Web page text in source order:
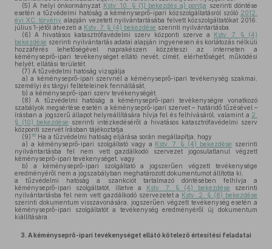
(5) A helyi önkormányzat Kstv. 10. § (1) bekezdés a) pontja szerinti döntése
esetén a tűzvédelmi hatóság a kéményseprő-ipari közszolgáltatásról szóló 2012.
évi XC. törvény alapján vezetett nyilvántartásába felvett közszolgáltatókat 2016.
július 1-jétől átvezeti a Kstv. 7. § (4) bekezdése szerinti nyilvántartásba.
(6) A hivatásos katasztrófavédelmi szerv központi szerve a Kstv. 7. § (4)
bekezdése szerinti nyilvántartás adatai alapján ingyenesen és korlátozás nélküli
hozzáférés lehetőségével naprakészen közzéteszi az interneten a
kéményseprő-ipari tevékenységet ellátó nevét, címét, elérhetőségét, működési
helyét, ellátási területét.
(7) A tűzvédelmi hatóság vizsgálja
a) a kéményseprő-ipari szervnél a kéményseprő-ipari tevékenység szakmai,
személyi és tárgyi feltételeinek fennállását,
b) a kéményseprő-ipari szerv tevékenységét.
(8) A tűzvédelmi hatóság a kéményseprő-ipari tevékenységre vonatkozó
szabályok megsértése esetén a kéményseprő-ipari szervet – határidő tűzésével –
írásban a jogszerű állapot helyreállítására hívja fel és felhívásáról, valamint a 2.
§ (10) bekezdése szerinti intézkedéséről a hivatásos katasztrófavédelmi szerv
központi szervét írásban tájékoztatja.
(9) 16 Ha a tűzvédelmi hatóság eljárása során megállapítja, hogy
a) a kéményseprő-ipari szolgáltató vagy a Kstv. 7. § (4) bekezdése szerinti
nyilvántartásba fel nem vett gazdálkodó szervezet jogosulatlanul végzett
kéményseprő-ipari tevékenységet, vagy
b) a kéményseprő-ipari szolgáltató a jogszerűen végzett tevékenysége
eredményéről nem a jogszabályban meghatározott dokumentumot állította ki,
a tűzvédelmi hatóság a szankciót tartalmazó döntésében felhívja a
kéményseprő-ipari szolgáltatót, illetve a Kstv. 7. § (4) bekezdése
szerinti
nyilvántartásba fel nem vett gazdálkodó szervezetet a Kstv. 2. § (8) bekezdése
szerinti dokumentum visszavonására, jogszerűen végzett tevékenység esetén a
kéményseprő-ipari szolgáltatót a tevékenység eredményéről új dokumentum
kiállítására.
3. A kéményseprő-ipari tevékenységet ellátó kötelező értesítési feladatai